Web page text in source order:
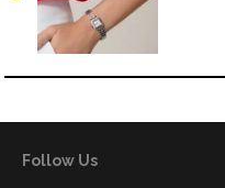
Follow Us